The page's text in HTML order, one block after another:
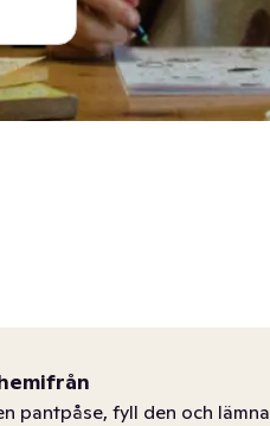
pantpåse, fyll den och lämna